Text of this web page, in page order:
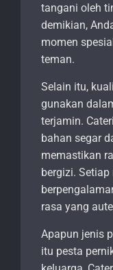
tangani oleh
demikian,
momen
teman.
Selain itu,
gunakan
terjamin.
bahan segar
memastikan
bergizi.
rasa yang
Apapun jenis
itu pesta